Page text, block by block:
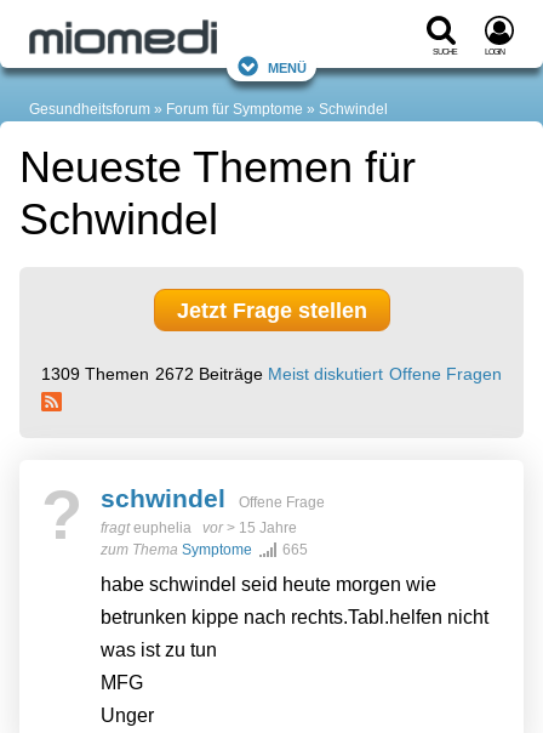
Suche Login
Menü
Gesundheitsforum Forum für Symptome Schwindel
Neueste Themen für
Schwindel
Jetzt Frage stellen
1309 Themen 2672 Beiträge Meist diskutiert Offene Fragen
? schwindel
Offene Frage
fragteuphelia vor> 15 Jahre
zum Thema Symptome 665
habe schwindel seid heute morgen wie
betrunken kippe nach rechts.Tabl.helfen nicht
was ist zu tun
MFG
Unger